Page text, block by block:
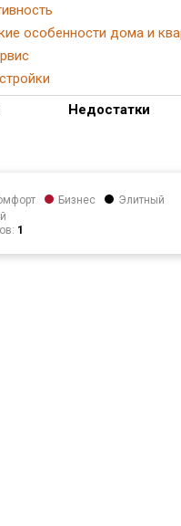
особенности дома и
Недостатки
Бизнес
Элитный
1